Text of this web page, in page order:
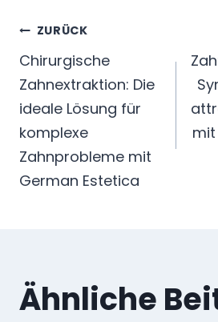
ZURÜCK
Chirurgische
Zahnextraktion: Die
ideale Lösung für
komplexe
Zahnprobleme mit
German Estetica
Ähnliche